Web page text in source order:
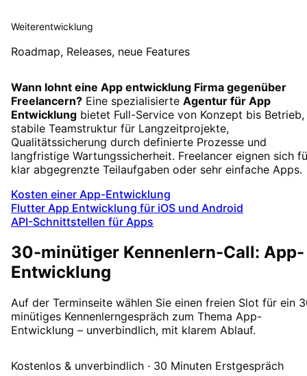
Weiterentwicklung
Roadmap, Releases, neue Features
Wann lohnt eine App entwicklung Firma gegenüber
Freelancern? Eine spezialisierte Agentur für App
Entwicklung bietet Full-Service von Konzept bis Betrieb,
stabile Teamstruktur für Langzeitprojekte,
Qualitätssicherung durch definierte Prozesse und
langfristige Wartungssicherheit. Freelancer eignen sich
klar abgegrenzte Teilaufgaben oder sehr einfache Apps.
Kosten einer App-Entwicklung
Flutter App Entwicklung für iOS und Android
API-Schnittstellen für Apps
30-minütiger Kennenlern-Call: App-
Entwicklung
Auf der Terminseite wählen Sie einen freien Slot für ein
minütiges Kennenlerngespräch zum Thema App-
Entwicklung – unverbindlich, mit klarem Ablauf.
Kostenlos & unverbindlich · 30 Minuten Erstgespräch